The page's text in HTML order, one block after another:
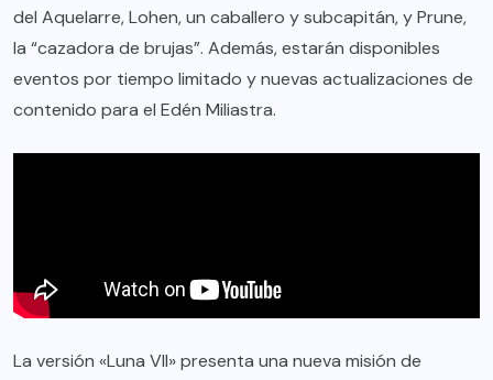
del Aquelarre, Lohen, un caballero y subcapitán, y Prune,
la “cazadora de brujas”. Además, estarán disponibles
eventos por tiempo limitado y nuevas actualizaciones de
contenido para el Edén Miliastra.
La versión «Luna VII» presenta una nueva misión de